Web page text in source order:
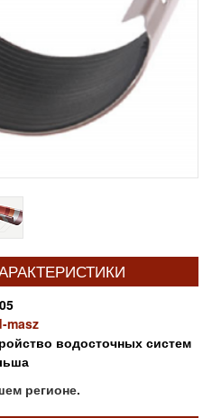
masz
водосточных систем
регионе.